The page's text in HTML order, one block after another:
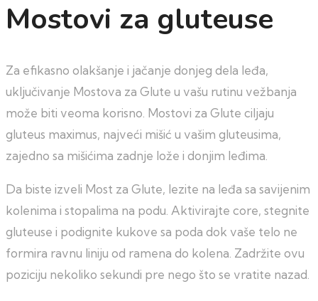
Mostovi za gluteuse
Za efikasno olakšanje i jačanje donjeg dela leđa,
uključivanje Mostova za Glute u vašu rutinu vežbanja
može biti veoma korisno. Mostovi za Glute ciljaju
gluteus maximus, najveći mišić u vašim gluteusima,
zajedno sa mišićima zadnje lože i donjim leđima.
Da biste izveli Most za Glute, lezite na leđa sa savijenim
kolenima i stopalima na podu. Aktivirajte core, stegnite
gluteuse i podignite kukove sa poda dok vaše telo ne
formira ravnu liniju od ramena do kolena. Zadržite ovu
poziciju nekoliko sekundi pre nego što se vratite nazad.